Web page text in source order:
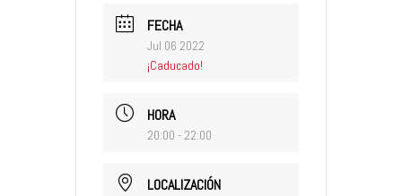
FECHA
Jul 06 2022
¡Caducado!
HORA
20:00 - 22:00
LOCALIZACIÓN